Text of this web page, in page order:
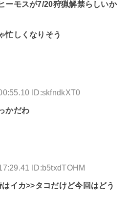
ーモスが7/20狩猟解禁らしいか
忙しくなりそう
ID:skfndkXT0
かだわ
ID:b5txdTOHM
イカ>>タコだけど今回はどう